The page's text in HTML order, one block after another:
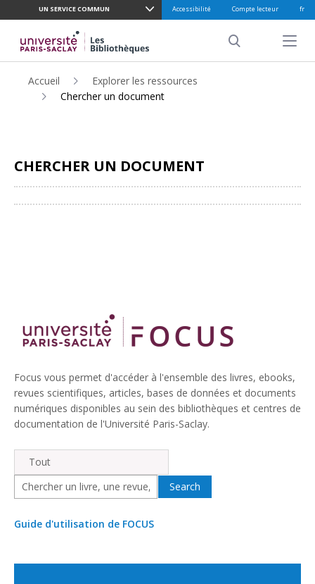
ALLER
CONTENU
PRINCIPAL
UN SERVICE COMMUN Accessibilité Compte lecteur fr
Menu
Accueil
Explorer les ressources
Chercher un document
CHERCHER UN DOCUMENT
Focus vous permet d'accéder à l'ensemble des livres, ebooks,
revues scientifiques, articles, bases de données et documents
numériques disponibles au sein des bibliothèques et centres de
documentation de l'Université Paris-Saclay.
Tout
Guide d'utilisation de FOCUS